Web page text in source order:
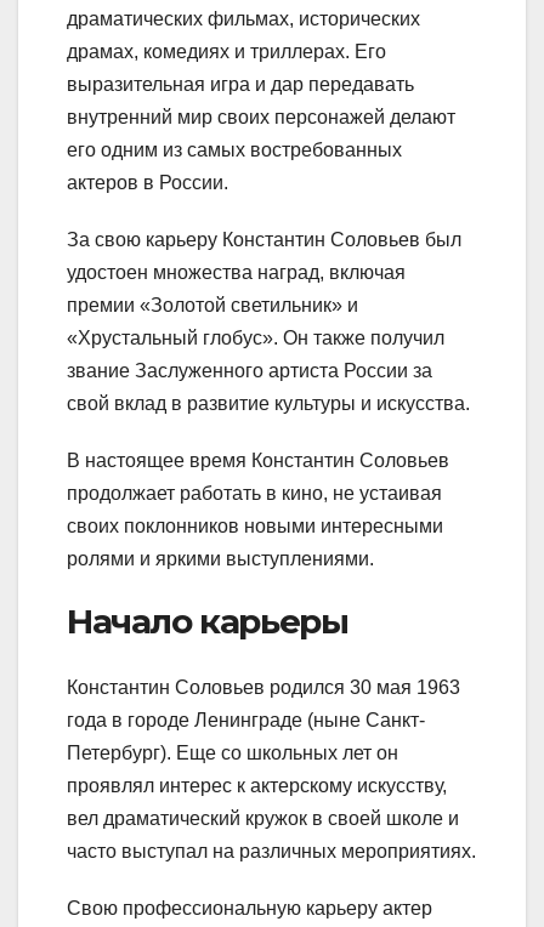
драматических фильмах, исторических
драмах, комедиях и триллерах. Его
выразительная игра и дар передавать
внутренний мир своих персонажей делают
его одним из самых востребованных
актеров в России.
За свою карьеру Константин Соловьев был
удостоен множества наград, включая
премии «Золотой светильник» и
«Хрустальный глобус». Он также получил
звание Заслуженного артиста России за
свой вклад в развитие культуры и искусства.
В настоящее время Константин Соловьев
продолжает работать в кино, не устаивая
своих поклонников новыми интересными
ролями и яркими выступлениями.
Начало карьеры
Константин Соловьев родился 30 мая 1963
года в городе Ленинграде (ныне Санкт-
Петербург). Еще со школьных лет он
проявлял интерес к актерскому искусству,
вел драматический кружок в своей школе и
часто выступал на различных мероприятиях.
Свою профессиональную карьеру актер